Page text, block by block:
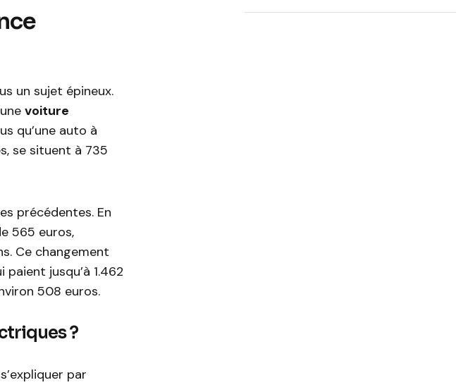
un sujet épineux.
voiture
qu’une auto à
se situent à 735
précédentes. En
565 euros,
Ce changement
jusqu’à 1.462
508 euros.
?
par